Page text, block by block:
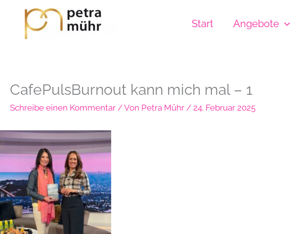
springen
Start Angebote
CafePulsBurnout kann mich mal – 1
Schreibe einen Kommentar / Von Petra Mühr / 24. Februar 2025